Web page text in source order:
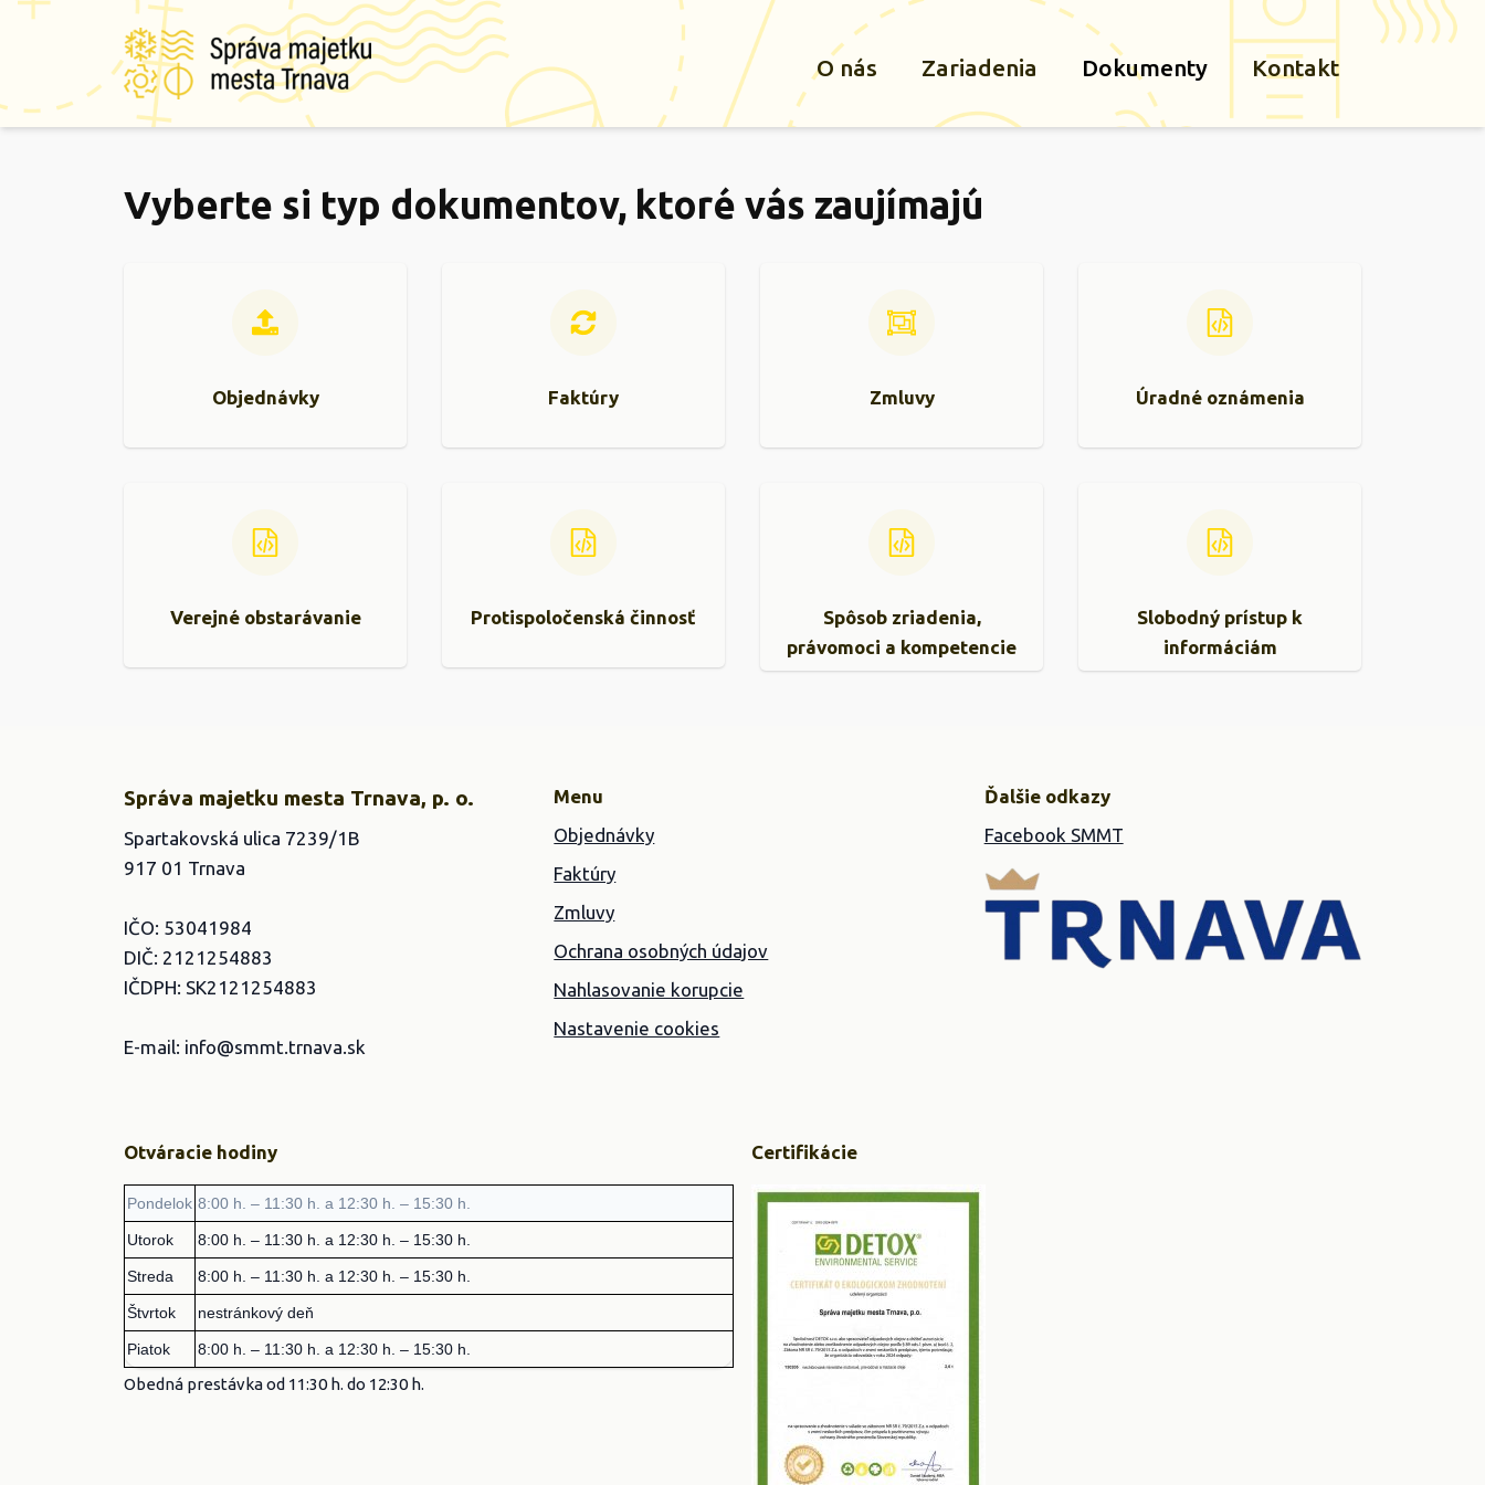
O nás Zariadenia Dokumenty Kontakt
Vyberte si typ dokumentov, ktoré vás zaujímajú
Objednávky Faktúry Zmluvy Úradné oznámenia
Verejné obstarávanie Protispoločenská činnosť
Spôsob zriadenia,
právomoci a kompetencie
Slobodný prístup k
informáciám
Správa majetku mesta Trnava, p. o.
Spartakovská ulica 7239/1B
917 01 Trnava
IČO: 53041984
DIČ: 2121254883
IČDPH: SK2121254883
E-mail: info@smmt.trnava.sk
Menu
Objednávky
Faktúry
Zmluvy
Ochrana osobných údajov
Nahlasovanie korupcie
Nastavenie cookies
Ďalšie odkazy
Facebook SMMT
Otváracie hodiny
Pondelok 8:00 h. – 11:30 h. a 12:30 h. – 15:30 h.
Utorok 8:00 h. – 11:30 h. a 12:30 h. – 15:30 h.
Streda 8:00 h. – 11:30 h. a 12:30 h. – 15:30 h.
Štvrtok nestránkový deň
Piatok 8:00 h. – 11:30 h. a 12:30 h. – 15:30 h.
Obedná prestávka od 11:30 h. do 12:30 h.
Certifikácie